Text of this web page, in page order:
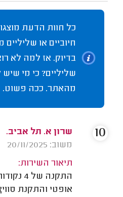
כל חוות הדעת
חיוביים או שליליים
בדיוק. אז למה לא
שליליים? כי מי
מהאתר. ככה פשוט.
שרון א. תל אביב.
משוב: 20/11/2025
תיאור השירות:
התקנה
אופטי והתקנת
10